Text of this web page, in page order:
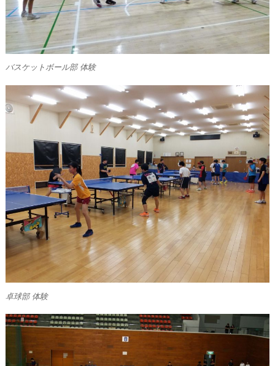
バスケットボール部 体験
卓球部 体験